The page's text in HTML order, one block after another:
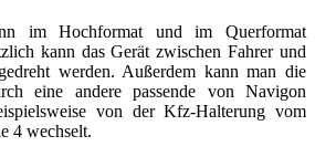
im Hochformat und im Querformat
kann das Gerät zwischen Fahrer und
werden. Außerdem kann man die
eine andere passende von Navigon
von der Kfz-Halterung vom
4 wechselt.